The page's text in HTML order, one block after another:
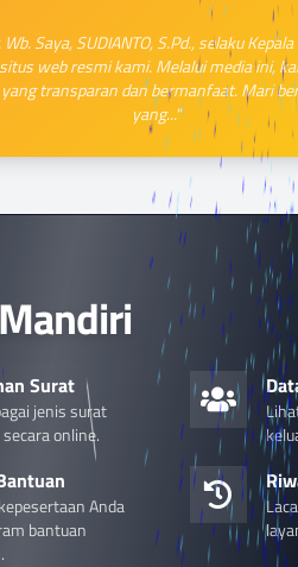
Saya, SUDIANTO, S.Pd., selaku
web resmi kami. Melalui media ini,
transparan dan bermanfaat. Mari
yang..."
Surat
jenis surat
online.
Anda
bantuan